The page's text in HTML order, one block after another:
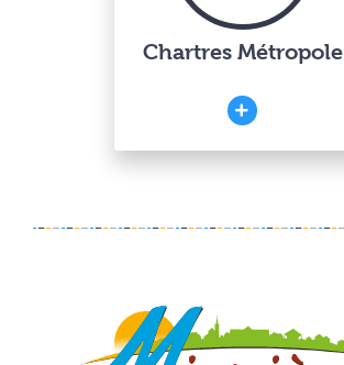
Chartres Métropole